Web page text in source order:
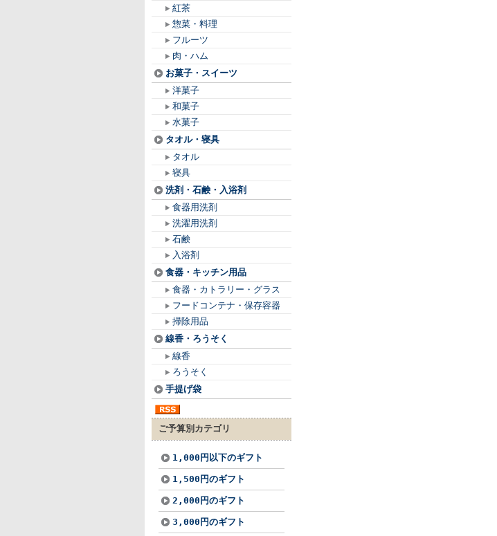
紅茶
惣菜・料理
フルーツ
肉・ハム
お菓子・スイーツ
洋菓子
和菓子
水菓子
タオル・寝具
タオル
寝具
洗剤・石鹸・入浴剤
食器用洗剤
洗濯用洗剤
石鹸
入浴剤
食器・キッチン用品
食器・カトラリー・グラス
フードコンテナ・保存容器
掃除用品
線香・ろうそく
線香
ろうそく
手提げ袋
ご予算別カテゴリ
1,000円以下のギフト
1,500円のギフト
2,000円のギフト
3,000円のギフト